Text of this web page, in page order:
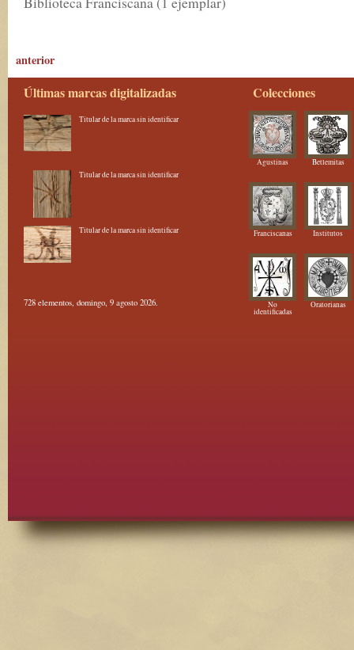
anterior
Últimas marcas digitalizadas
Titular de la marca sin identificar
Titular de la marca sin identificar
Titular de la marca sin identificar
728 elementos, domingo, 9 agosto 2026.
Colecciones
Agustinas Betlemitas
Franciscanas Institutos
No
identificadas
Oratorianas